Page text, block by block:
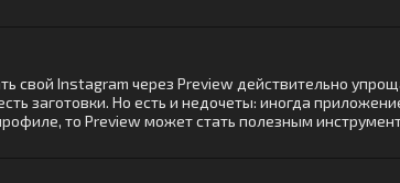
свой Instagram через Preview действительно
заготовки. Но есть и недочеты: иногда
то Preview может стать полезным